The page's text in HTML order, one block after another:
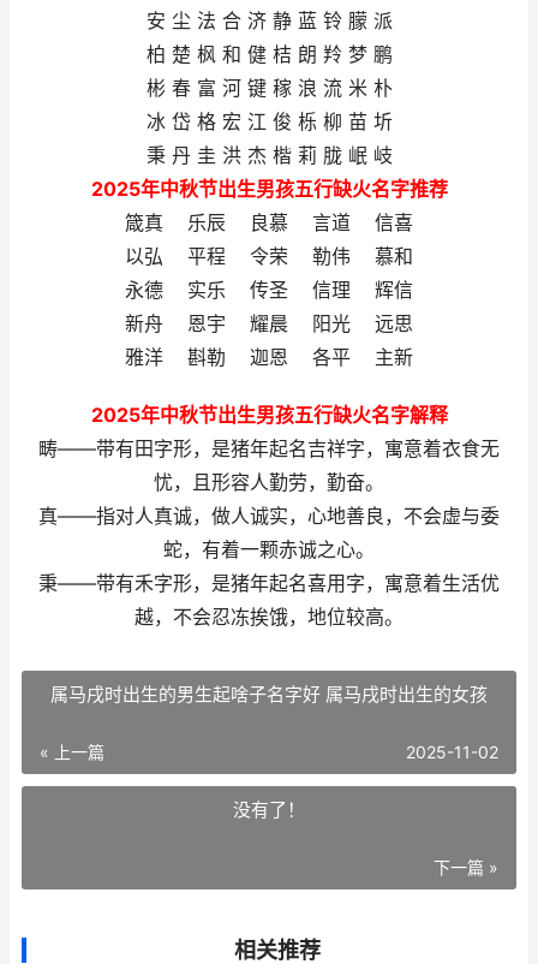
安 尘 法 合 济 静 蓝 铃 朦 派
柏 楚 枫 和 健 桔 朗 羚 梦 鹏
彬 春 富 河 键 稼 浪 流 米 朴
冰 岱 格 宏 江 俊 栎 柳 苗 圻
秉 丹 圭 洪 杰 楷 莉 胧 岷 岐
2025年中秋节出生男孩五行缺火名字推荐
箴真 乐辰 良慕 言道 信喜
以弘 平程 令荣 勒伟 慕和
永德 实乐 传圣 信理 辉信
新舟 恩宇 耀晨 阳光 远思
雅洋 斟勒 迦恩 各平 主新
2025年中秋节出生男孩五行缺火名字解释
畴——带有田字形，是猪年起名吉祥字，寓意着衣食无
忧，且形容人勤劳，勤奋。
真——指对人真诚，做人诚实，心地善良，不会虚与委
蛇，有着一颗赤诚之心。
秉——带有禾字形，是猪年起名喜用字，寓意着生活优
越，不会忍冻挨饿，地位较高。
属马戌时出生的男生起啥子名字好 属马戌时出生的女孩
« 上一篇 2025-11-02
没有了！
下一篇 »
相关推荐